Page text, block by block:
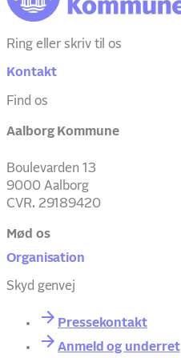
Ring eller skriv til os
Kontakt
Find os
Aalborg Kommune
Boulevarden 13
9000 Aalborg
CVR. 29189420
Mød os
Organisation
Skyd genvej
Pressekontakt
Anmeld og underret